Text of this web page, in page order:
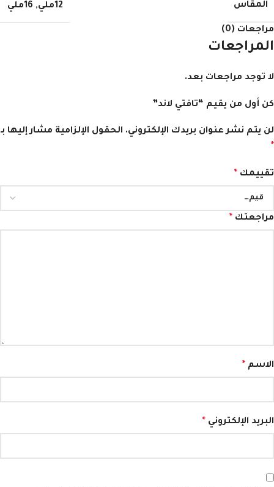
المقاس 12ملي , 16ملي
مراجعات (0)
المراجعات
لا توجد مراجعات بعد.
كن أول من يقيم “تافتي لاند”
لن يتم نشر عنوان بريدك الإلكتروني. الحقول الإلزامية مشار إليها بـ
*
تقييمك *
مراجعتك *
الاسم *
البريد الإلكتروني *